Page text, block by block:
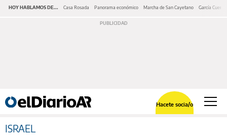
HOY HABLAMOS DE... Casa Rosada Panorama económico Marcha de San Cayetano García Cuerva
Hacete socia/o
ISRAEL